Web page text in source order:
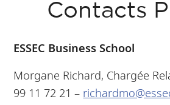
Contacts
ESSEC Business School
Morgane Richard, Chargée
99 11 72 21 –